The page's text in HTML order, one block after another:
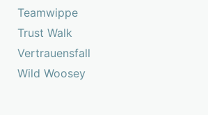
Teamwippe
Trust Walk
Vertrauensfall
Wild Woosey